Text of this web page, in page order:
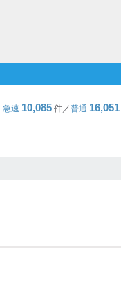
急速 10,085 件／普通 16,051